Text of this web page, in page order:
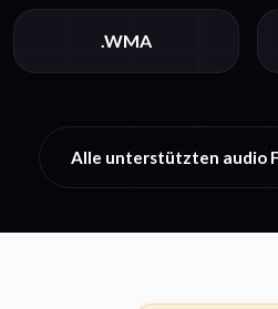
.WMA
Alle unterstützten audio